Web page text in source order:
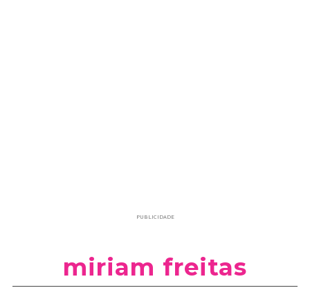
PUBLICIDADE
miriam freitas